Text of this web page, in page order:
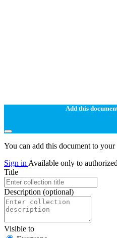
Add this
You can add this document to
Sign in Available only to
Title
Description (optional)
Visible to